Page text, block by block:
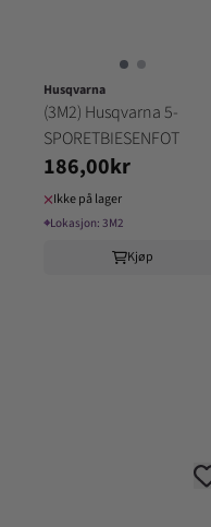
Husqvarna
(3M2) Husqvarna 5-
SPORETBIESENFOT
186,00kr
Ikke på lager
⌖Lokasjon: 3M2
Kjøp